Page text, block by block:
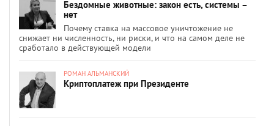
Бездомные животные: закон есть, системы –
нет
Почему ставка на массовое уничтожение не
снижает ни численность, ни риски, и что на самом деле не
сработало в действующей модели
РОМАН АЛЬМАНСКИЙ
Криптоплатеж при Президенте